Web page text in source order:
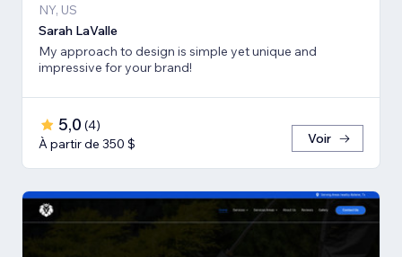
NY, US
Sarah LaValle
My approach to design is simple yet unique and
impressive for your brand!
5,0 (4)
À partir de 350 $
Voir